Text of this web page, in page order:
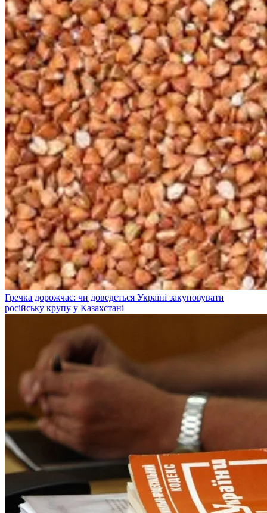
Гречка дорожчає: чи доведеться Україні закуповувати
російську крупу у Казахстані